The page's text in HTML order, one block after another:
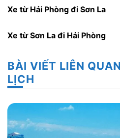
Xe từ Hải Phòng đi Sơn La
Xe từ Sơn La đi Hải Phòng
BÀI VIẾT LIÊN
LỊCH